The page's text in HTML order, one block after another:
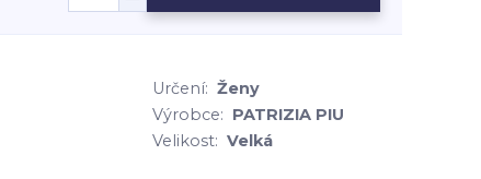
Určení: Ženy
Výrobce: PATRIZIA PIU
Velikost: Velká